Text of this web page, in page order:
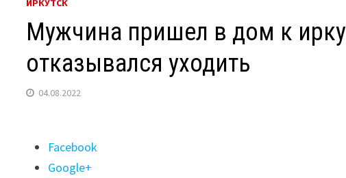
ИРКУТСК
Мужчина пришел в дом к
отказывался уходить
04.08.2022
Поделиться
"Мужчина
Facebook
Google+